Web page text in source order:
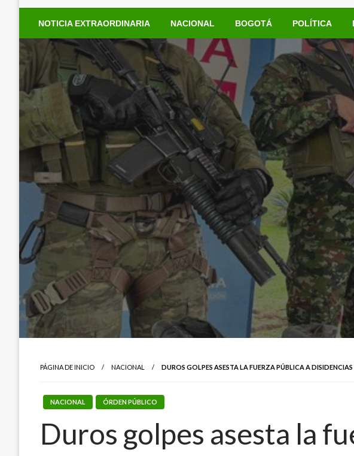
NOTICIA EXTRAORDINARIA NACIONAL BOGOTÁ POLÍTICA
PÁGINA DE INICIO NACIONAL DUROS GOLPES ASESTA LA FUERZA PÚBLICA A
NACIONAL ÓRDEN PÚBLICO
Duros golpes asesta la